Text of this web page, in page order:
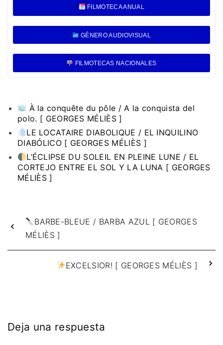
FILMOTECA ANUAL
GÉNERO AUDIOVISUAL
FILMOTECAS NACIONALES
À la conquête du pôle / A la conquista del
polo. [ GEORGES MÉLIÈS ]
LE LOCATAIRE DIABOLIQUE / EL INQUILINO
DIABÓLICO [ GEORGES MÉLIÈS ]
L’ÉCLIPSE DU SOLEIL EN PLEINE LUNE / EL
CORTEJO ENTRE EL SOL Y LA LUNA [ GEORGES
MÉLIÈS ]
BARBE-BLEUE / BARBA AZUL [ GEORGES
MÉLIÈS ]
EXCELSIOR! [ GEORGES MÉLIÈS ]
Deja una respuesta